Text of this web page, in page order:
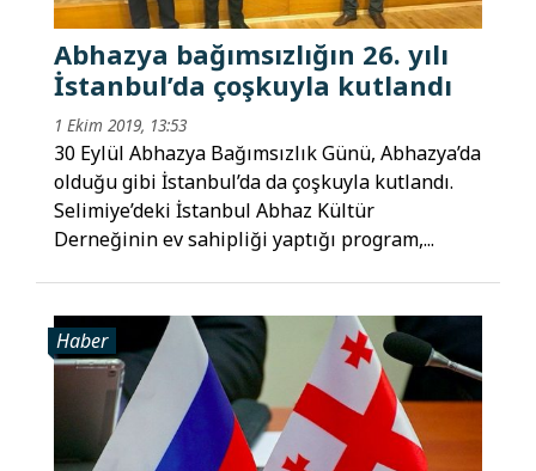
Abhazya bağımsızlığın 26. yılı
İstanbul’da çoşkuyla kutlandı
1 Ekim 2019, 13:53
30 Eylül Abhazya Bağımsızlık Günü, Abhazya’da
olduğu gibi İstanbul’da da çoşkuyla kutlandı.
Selimiye’deki İstanbul Abhaz Kültür
Derneğinin ev sahipliği yaptığı program,...
Haber